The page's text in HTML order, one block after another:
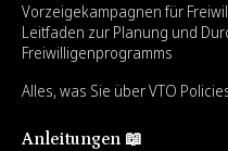
Vorzeigekampagnen für
Leitfaden zur Planung und
Freiwilligenprogramms
Alles, was Sie über VTO
Anleitungen 📖